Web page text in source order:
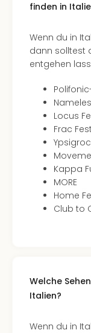
finden in
Wenn du in
dann solltest
entgehen
Locus
Frac
Kappa
MORE
Home
Club to
Welche
Italien?
Wenn du in